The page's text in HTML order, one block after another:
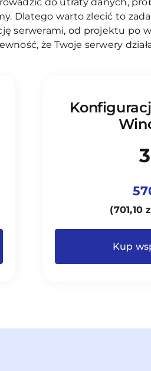
Dlatego warto zlecić to
serwerami, od projektu po
że Twoje serwery
(701,10
Kup